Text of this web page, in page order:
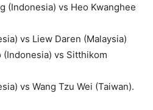
(Indonesia) vs Heo Kwanghee
vs Liew Daren (Malaysia)
vs Sitthikom
vs Wang Tzu Wei (Taiwan).